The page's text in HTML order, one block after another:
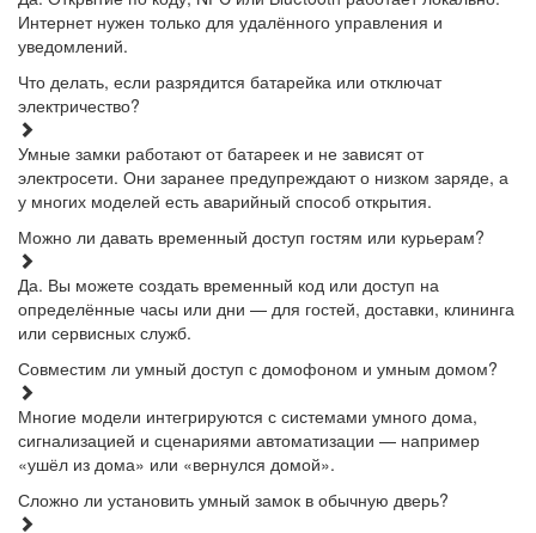
Интернет нужен только для удалённого управления и
уведомлений.
Что делать, если разрядится батарейка или отключат
электричество?
Умные замки работают от батареек и не зависят от
электросети. Они заранее предупреждают о низком заряде, а
у многих моделей есть аварийный способ открытия.
Можно ли давать временный доступ гостям или курьерам?
Да. Вы можете создать временный код или доступ на
определённые часы или дни — для гостей, доставки, клининга
или сервисных служб.
Совместим ли умный доступ с домофоном и умным домом?
Многие модели интегрируются с системами умного дома,
сигнализацией и сценариями автоматизации — например
«ушёл из дома» или «вернулся домой».
Сложно ли установить умный замок в обычную дверь?